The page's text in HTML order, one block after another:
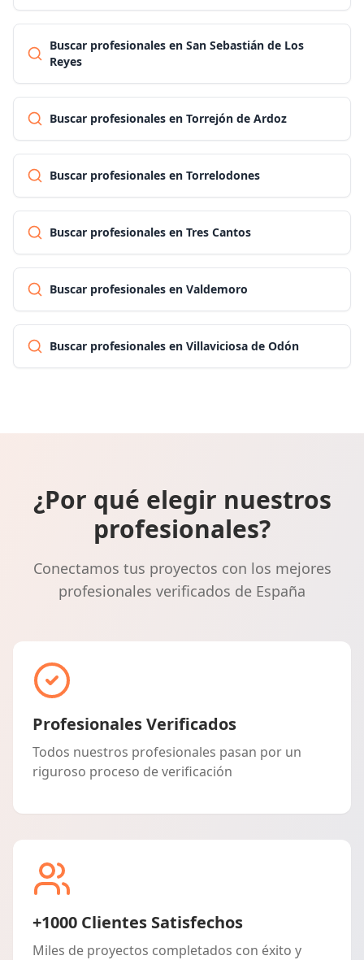
Buscar profesionales en San Sebastián de Los
Reyes
Buscar profesionales en Torrejón de Ardoz
Buscar profesionales en Torrelodones
Buscar profesionales en Tres Cantos
Buscar profesionales en Valdemoro
Buscar profesionales en Villaviciosa de Odón
¿Por qué elegir nuestros
profesionales?
Conectamos tus proyectos con los mejores
profesionales verificados de España
Profesionales Verificados
Todos nuestros profesionales pasan por un
riguroso proceso de verificación
+1000 Clientes Satisfechos
Miles de proyectos completados con éxito y